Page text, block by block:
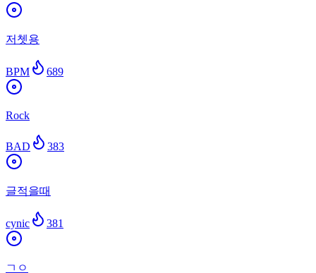
저쳇용
BPM 689
Rock
BAD 383
글적을때
cynic 381
ㄱㅇ